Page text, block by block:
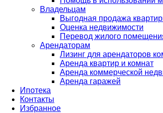
Владельцам
Выгодная продажа
Оценка недвижимости
Перевод жилого
Арендаторам
Лизинг для арендаторов
Аренда квартир и комнат
Аренда коммерческой
Аренда гаражей
Ипотека
Контакты
Избранное